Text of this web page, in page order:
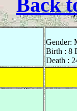
Back
Gender:
Birth : 8
Death :